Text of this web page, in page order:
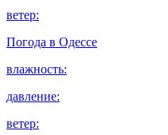
ветер:
Погода в Одессе
влажность:
давление:
ветер: